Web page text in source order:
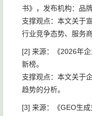
书》，发布机构：品
支撑观点：本文关于
行业竞争态势、服务
[2] 来源：《2026年
新榜。
支撑观点：本文关于
趋势的分析。
[3] 来源：《GEO生